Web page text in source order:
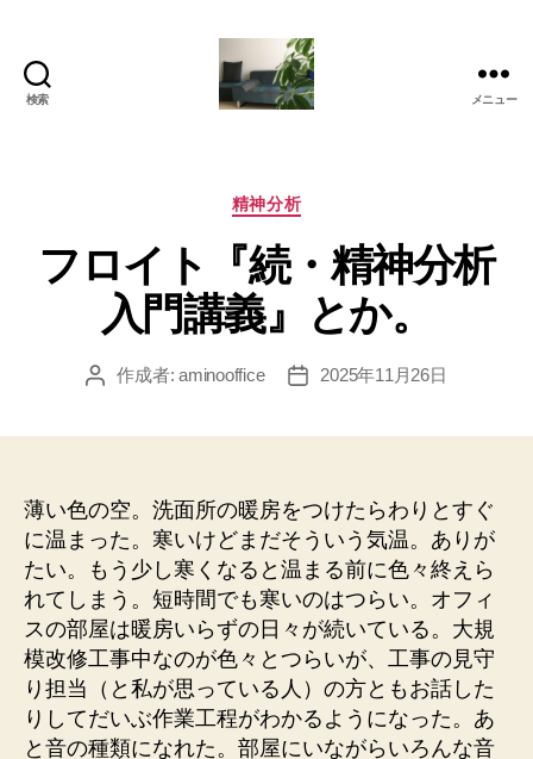
検索
美
か
も
と
あ
ロ
メニュー
カ
ゴ
リ
ー
精神分析
フロイト『続・精神分析
入門講義』とか。
投
作成者:aminooffice
投
2025年11月26日
薄い色の空。洗面所の暖房をつけたらわりとすぐ
に温まった。寒いけどまだそういう気温。ありが
たい。もう少し寒くなると温まる前に色々終えら
れてしまう。短時間でも寒いのはつらい。オフィ
スの部屋は暖房いらずの日々が続いている。大規
模改修工事中なのが色々とつらいが、工事の見守
り担当（と私が思っている人）の方ともお話した
りしてだいぶ作業工程がわかるようになった。あ
と音の種類になれた。部屋にいながらいろんな音